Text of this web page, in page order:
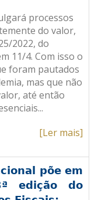
processos
do valor,
2022, do
11/4. Com isso o
foram pautados
mas que não
até então
...
[Ler mais]
põe em
edição do